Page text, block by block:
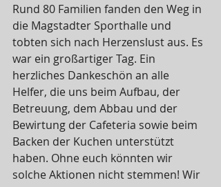
Rund 80 Familien fanden den Weg in
die Magstadter Sporthalle und
tobten sich nach Herzenslust aus. Es
war ein großartiger Tag. Ein
herzliches Dankeschön an alle
Helfer, die uns beim Aufbau, der
Betreuung, dem Abbau und der
Bewirtung der Cafeteria sowie beim
Backen der Kuchen unterstützt
haben. Ohne euch könnten wir
solche Aktionen nicht stemmen! Wir